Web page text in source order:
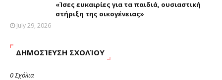
«Ίσες ευκαιρίες για τα παιδιά, ουσιαστική
στήριξη της οικογένειας»
July 29, 2026
ΔΗΜΟΣΊΕΥΣΗ ΣΧΟΛΊΟΥ
0 Σχόλια